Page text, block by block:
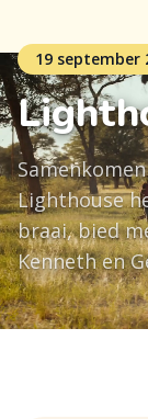
19 september
Lighthouse
braai, bied
Kenneth en